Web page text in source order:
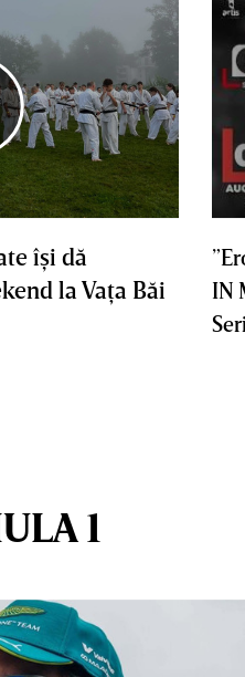
îşi dă
la Vaţa Băi
IN
1